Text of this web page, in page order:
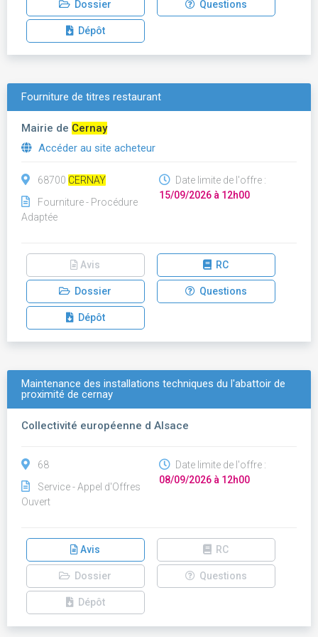
Dossier Questions
Dépôt
Fourniture de titres restaurant
Mairie de Cernay
Accéder au site acheteur
68700 CERNAY
Fourniture - Procédure
Adaptée
Date limite de l'offre :
15/09/2026 à 12h00
Avis RC
Dossier Questions
Dépôt
Maintenance des installations techniques du l'abattoir de
proximité de cernay
Collectivité européenne d Alsace
68
Service - Appel d'Offres
Ouvert
Date limite de l'offre :
08/09/2026 à 12h00
Avis RC
Dossier Questions
Dépôt